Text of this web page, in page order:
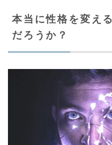
本当に性格を変え
だろうか？